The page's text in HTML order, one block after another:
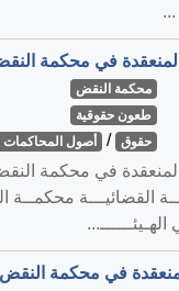
...
محكمة النقض
طعون حقوقية
حقوق / أصول المحاكمات
القضائيـــة